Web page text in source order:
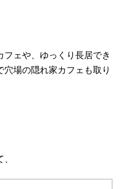
ェや、ゆっくり長居でき
穴場の隠れ家カフェも取り